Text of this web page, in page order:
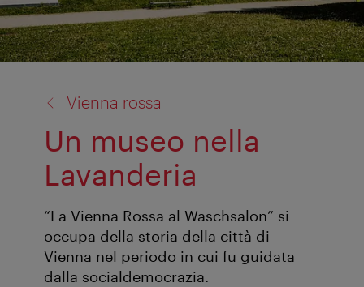
Vienna rossa
Un museo nella
Lavanderia
“La Vienna Rossa al Waschsalon” si
occupa della storia della città di
Vienna nel periodo in cui fu guidata
dalla socialdemocrazia.